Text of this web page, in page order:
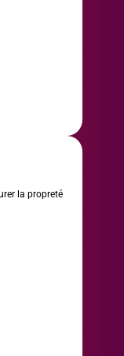
la propreté